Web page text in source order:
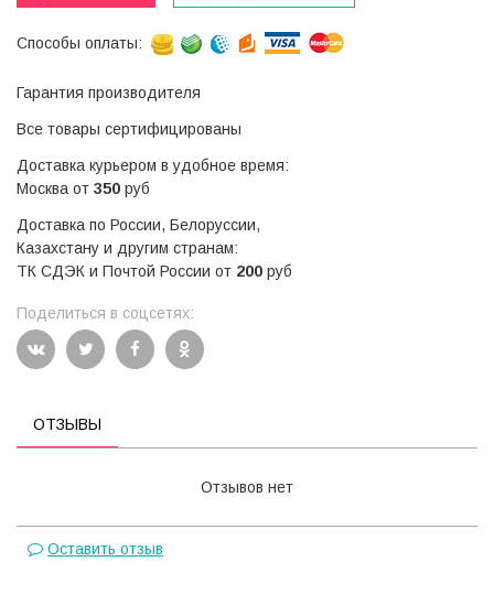
Способы оплаты:
Гарантия производителя
Все товары сертифицированы
Доставка курьером в удобное время:
Москва от 350 руб
Доставка по России, Белоруссии,
Казахстану и другим странам:
ТК СДЭК и Почтой России от 200 руб
Поделиться в соцсетях:
ОТЗЫВЫ
Отзывов нет
Оставить отзыв